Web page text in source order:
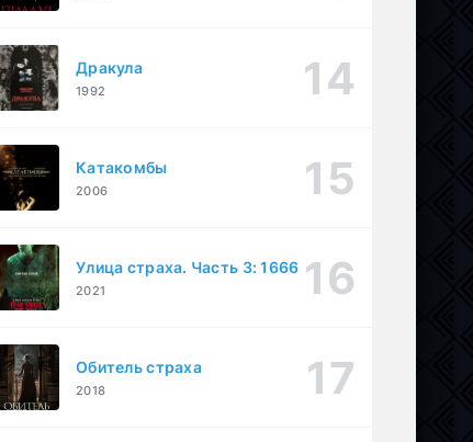
Дракула
1992
Катакомбы
2006
Улица страха. Часть 3: 1666
2021
Обитель страха
2018